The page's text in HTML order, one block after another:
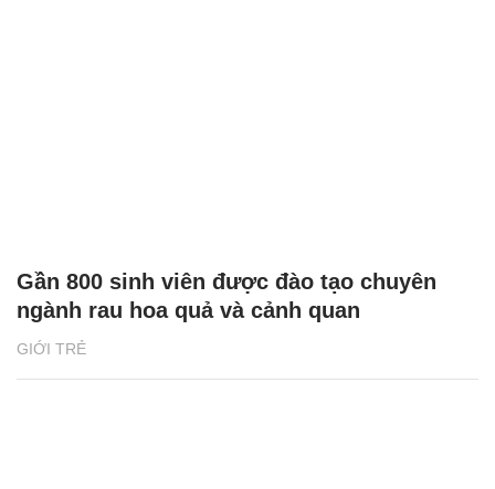
GIỚI TRẺ
Gần 800 sinh viên được đào tạo chuyên
ngành rau hoa quả và cảnh quan